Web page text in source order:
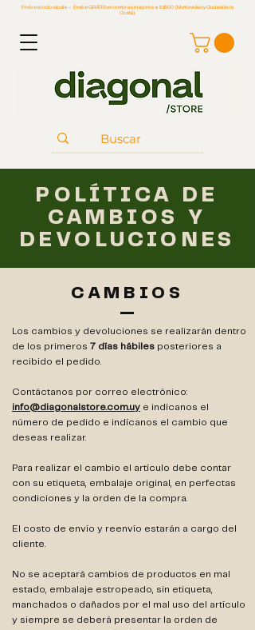
Envíos a todo el país - Envíos GRATIS en compras mayores a $2500 (Montevideo y Ciudad de la
Costa).
POLÍTICA DE
CAMBIOS Y
DEVOLUCIONES
CAMBIOS
Los cambios y devoluciones se realizarán dentro
de los primeros 7 días hábiles posteriores a
recibido el pedido.
Contáctanos por correo electrónico:
info@diagonalstore.com.uy e indícanos el
número de pedido e indícanos el cambio que
deseas realizar.
​Para realizar el cambio el artículo debe contar
con su etiqueta, embalaje original, en perfectas
condiciones y la orden de la compra.
El costo de envío y reenvío estarán a cargo del
cliente.
No se aceptará cambios de productos en mal
estado, embalaje estropeado, sin etiqueta,
manchados o dañados por el mal uso del artículo
y siempre se deberá presentar la orden de